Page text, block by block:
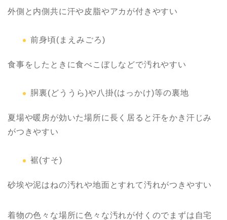
外側と内側共に汗や皮脂やアカが付きやすい
前身頃(まえみごろ)
食事をしたときに食べこぼしなどで汚れやすい
胴裏(どううら)や八掛(はっかけ)等の裏地
夏場や暖房が効いた場所に長く居ると汗をかき汗じみ
がつきやすい
裾(すそ)
砂埃や泥はねの汚れや地面とすれて汚れがつきやすい
着物の色々な場所に色々な汚れが付くのでまずは自宅